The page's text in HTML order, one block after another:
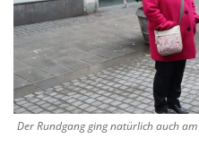
Der Rundgang ging natürlich auch